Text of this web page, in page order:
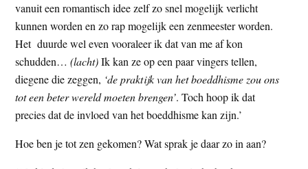
vanuit een romantisch idee zelf zo snel mogelijk verlicht
kunnen worden en zo rap mogelijk een zenmeester worden.
Het duurde wel even vooraleer ik dat van me af kon
schudden…(lacht)Ik kan ze op een paar vingers tellen,
diegene die zeggen, ‘de praktijk van het boeddhisme zou ons
tot een beter wereld moeten brengen’. Toch hoop ik dat
precies dat de invloed van het boeddhisme kan zijn.’
Hoe ben je tot zen gekomen? Wat sprak je daar zo in aan?